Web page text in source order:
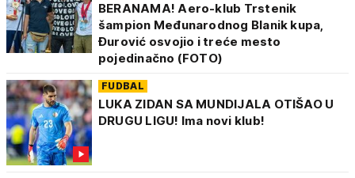
BERANAMA! Aero-klub Trstenik
šampion Međunarodnog Blanik kupa,
Đurović osvojio i treće mesto
pojedinačno (FOTO)
FUDBAL
LUKA ZIDAN SA MUNDIJALA OTIŠAO U
DRUGU LIGU! Ima novi klub!